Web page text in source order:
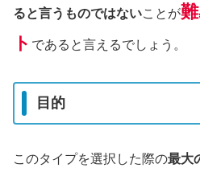
ると言うものではないことが
ト であると言えるでしょう。
目的
このタイプを選択した際の最大